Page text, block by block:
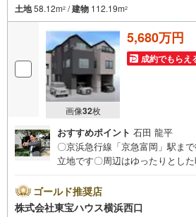
土地58.12m2 /建物 112.19m2
画像32枚
5,680万円
成約でもらえ
おすすめポイント 石田 龍平
〇京浜急行線「京急富岡」駅ま
立地です〇周辺はゆったりとし
ーーーYahoo！ 不動産キャンペ
で物件を成約するとPayPayボー
ゴールド推奨店
株式会社東宝ハウス横浜西口